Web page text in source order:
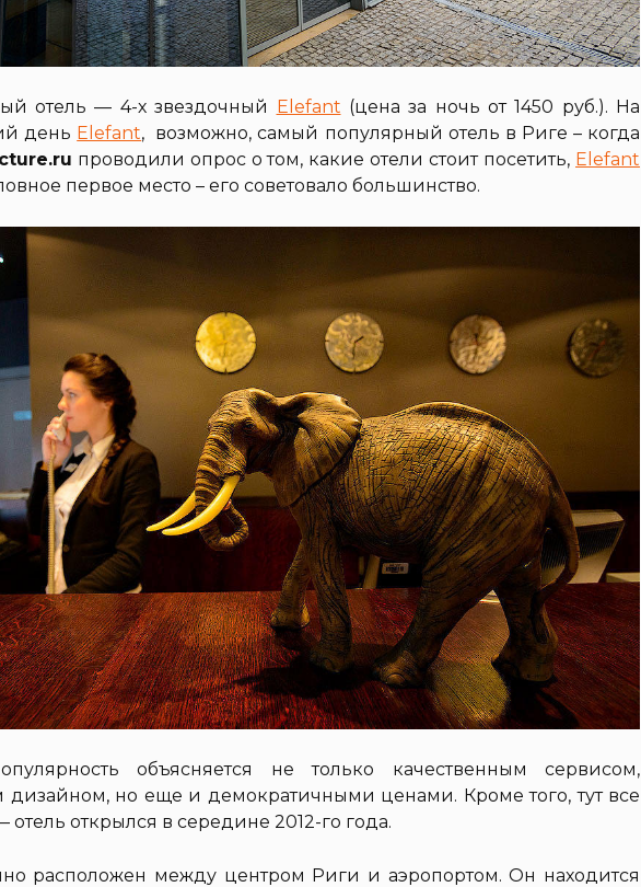
отель — 4-х звездочный Elefant (цена за ночь от 1450 руб.). На
день Elefant, возможно, самый популярный отель в Риге – когда
проводили опрос о том, какие отели стоит посетить, Elefant
первое место – его советовало большинство.
объясняется не только качественным сервисом,
дизайном, но еще и демократичными ценами. Кроме того, тут все
отель открылся в середине 2012-го года.
расположен между центром Риги и аэропортом. Он находится